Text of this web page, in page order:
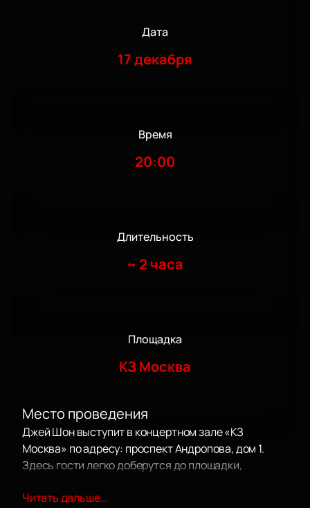
Дата
17 декабря
Время
20:00
Длительность
~ 2 часа
Площадка
КЗ Москва
Место проведения
Джей Шон выступит в концертном зале «КЗ
Москва» по адресу: проспект Андропова, дом 1.
Здесь гости легко доберутся до площадки,
себя комфортно во время шоу.
Читать дальше...